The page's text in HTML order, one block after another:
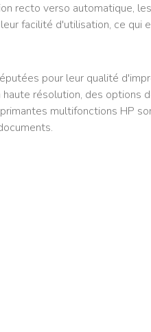
recto verso automatique,
facilité d'utilisation, ce qui
pour leur qualité
résolution, des
multifonctions HP